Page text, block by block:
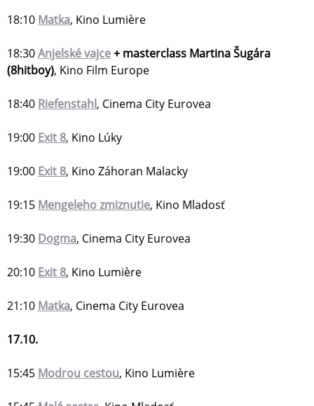
18:10 Matka, Kino Lumière
18:30Anjelské vajce+ masterclass Martina Šugára
(8hitboy), Kino Film Europe
18:40 Riefenstahl, Cinema City Eurovea
19:00 Exit 8, Kino Lúky
19:00 Exit 8, Kino Záhoran Malacky
19:15 Mengeleho zmiznutie, Kino Mladosť
19:30 Dogma, Cinema City Eurovea
20:10 Exit 8, Kino Lumière
21:10 Matka, Cinema City Eurovea
17.10.
15:45 Modrou cestou, Kino Lumière